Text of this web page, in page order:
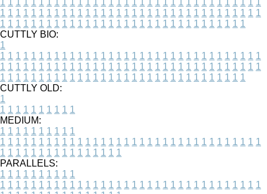
1 1 1 1 1 1 1 1 1 1 1 1 1 1 1 1 1 1 1 1 1 1 1 1 1 1 1 1 1 1 1 1 1 1
1 1 1 1 1 1 1 1 1 1 1 1 1 1 1 1 1 1 1 1 1 1 1 1 1 1 1 1 1 1 1 1
CUTTLY BIO:
1
1 1 1 1 1 1 1 1 1 1 1 1 1 1 1 1 1 1 1 1 1 1 1 1 1 1 1 1 1 1 1 1 1 1
1 1 1 1 1 1 1 1 1 1 1 1 1 1 1 1 1 1 1 1 1 1 1 1 1 1 1 1 1 1 1 1 1 1
1 1 1 1 1 1 1 1 1 1 1 1 1 1 1 1 1 1 1 1 1 1 1 1 1 1 1 1 1 1 1 1
CUTTLY OLD:
1
1 1 1 1 1 1 1 1 1 1
MEDIUM:
1 1 1 1 1 1 1 1 1 1
1 1 1 1 1 1 1 1 1 1 1 1 1 1 1 1 1 1 1 1 1 1 1 1 1 1 1 1 1 1 1 1 1 1
1 1 1 1 1 1 1 1 1 1 1 1 1 1 1 1
PARALLELS:
1 1 1 1 1 1 1 1 1 1
1 1 1 1 1 1 1 1 1 1 1 1 1 1 1 1 1 1 1 1 1 1 1 1 1 1 1 1 1 1 1 1 1 1